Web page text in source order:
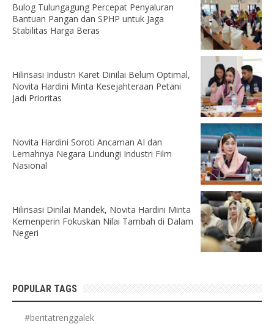
Bulog Tulungagung Percepat Penyaluran
Bantuan Pangan dan SPHP untuk Jaga
Stabilitas Harga Beras
Hilirisasi Industri Karet Dinilai Belum Optimal,
Novita Hardini Minta Kesejahteraan Petani
Jadi Prioritas
Novita Hardini Soroti Ancaman AI dan
Lemahnya Negara Lindungi Industri Film
Nasional
Hilirisasi Dinilai Mandek, Novita Hardini Minta
Kemenperin Fokuskan Nilai Tambah di Dalam
Negeri
POPULAR TAGS
#beritatrenggalek